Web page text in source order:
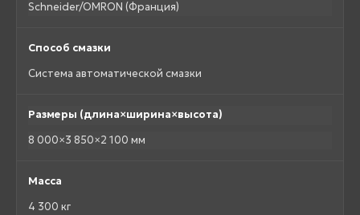
Schneider/OMRON (Франция)
Способ смазки
Система автоматической смазки
Размеры (длина×ширина×высота)
8 000×3 850×2 100 мм
Масса
4 300 кг